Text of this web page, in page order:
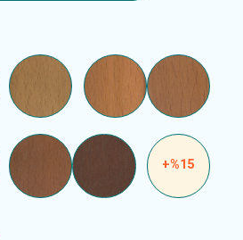
+%15